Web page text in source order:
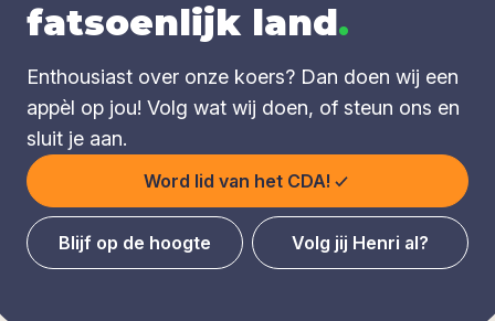
fatsoenlijk land.
Enthousiast over onze koers? Dan doen wij een
appèl op jou! Volg wat wij doen, of steun ons en
sluit je aan.
Word lid van het CDA!
Blijf op de hoogte Volg jij Henri al?